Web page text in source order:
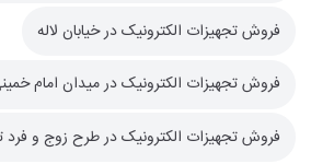
فروش تجهیزات الکترونیک در خیابان لاله
فروش تجهیزات الکترونیک در میدان امام
فروش تجهیزات الکترونیک در طرح زوج و فرد